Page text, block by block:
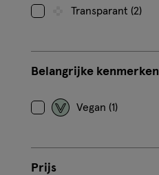
Transparant (2)
Belangrijke kenmerken
Vegan (1)
Prijs